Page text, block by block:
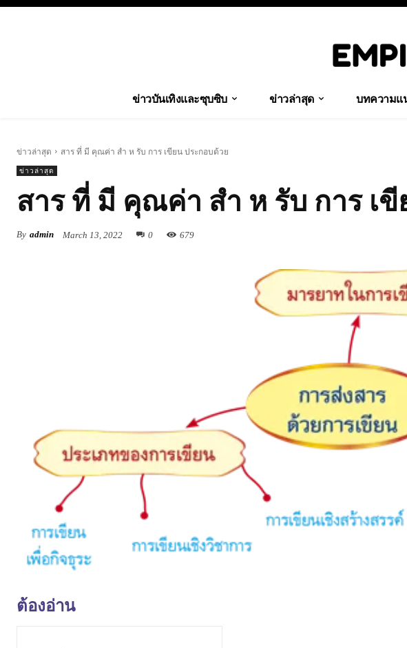
ข่าวบันเทิงและซุบซิบ ข่าวล่าสุด บทความแ
ข่าวล่าสุด สาร ที่ มี คุณค่า สํา ห รับ การ เขียน ประกอบด้วย
ข่าวล่าสุด
สาร ที่ มี คุณค่า สํา ห รับ การ เ
By admin March 13, 2022 0 679
ต้องอ่าน